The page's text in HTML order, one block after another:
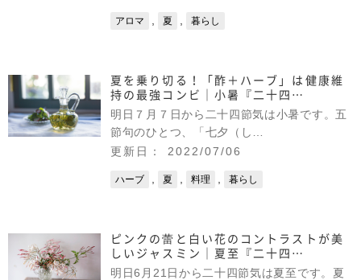
アロマ 夏 暮らし
夏を乗り切る！「酢＋ハーブ」は健康維
持の最強コンビ｜小暑『二十四…
明日７月７日から二十四節気は小暑です。五
節句のひとつ、「七夕（し…
更新日： 2022/07/06
ハーブ 夏 料理 暮らし
ピンクの蕾と白い花のコントラストが美
しいジャスミン｜夏至『二十四…
明日6月21日から二十四節気は夏至です。夏